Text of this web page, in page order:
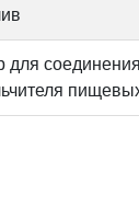
для